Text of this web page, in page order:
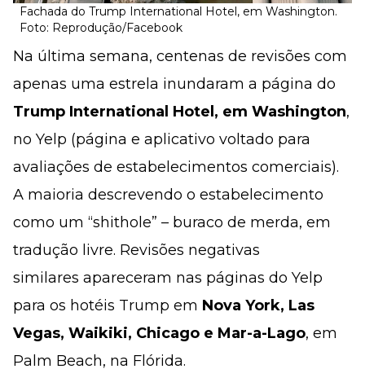
Fachada do Trump International Hotel, em Washington.
Foto: Reprodução/Facebook
Na última semana, centenas de revisões com
apenas uma estrela inundaram a página do
Trump International Hotel, em Washington,
no Yelp (página e aplicativo voltado para
avaliações de estabelecimentos comerciais).
A maioria descrevendo o estabelecimento
como um “shithole” – buraco de merda, em
tradução livre. Revisões negativas
similares apareceram nas páginas do Yelp
para os hotéis Trump em Nova York, Las
Vegas, Waikiki, Chicago e Mar-a-Lago, em
Palm Beach, na Flórida.